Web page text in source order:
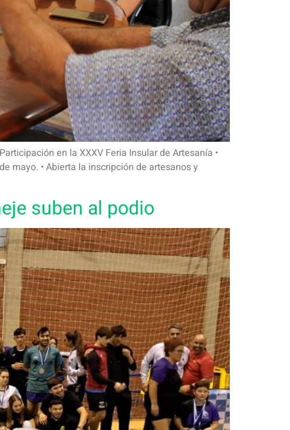
en la XXXV Feria Insular de Artesanía •
mayo. • Abierta la inscripción de artesanos y
suben al podio